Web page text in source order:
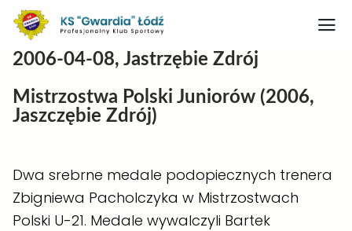
Nasz obiekt
Judo
Medaliści judo
2006-04-08, Jastrzębie Zdrój
Mistrzostwa Polski Juniorów (2006,
Jaszczębie Zdrój)
Dwa srebrne medale podopiecznych trenera
Zbigniewa Pacholczyka w Mistrzostwach
Polski U-21. Medale wywalczyli Bartek